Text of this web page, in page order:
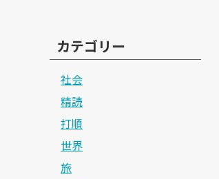
カテゴリー
社会
精読
打順
世界
旅